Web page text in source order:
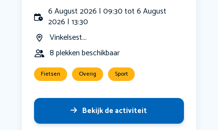
6 August 2026 | 09:30 tot 6 August
2026 | 13:30
Vinkelsest...
8 plekken beschikbaar
Fietsen Overig Sport
Bekijk de activiteit